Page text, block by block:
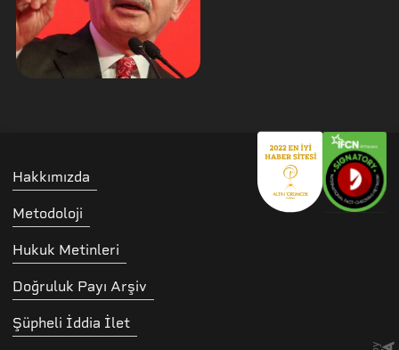
Hakkımızda
Metodoloji
Hukuk Metinleri
Doğruluk Payı Arşiv
Şüpheli İddia İlet